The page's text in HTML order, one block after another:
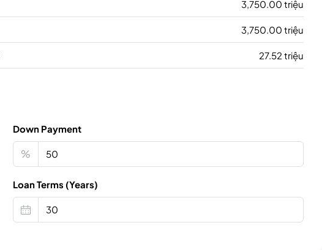
3,750.00 triệu
3,750.00 triệu
27.52 triệu
Down Payment
%
Loan Terms (Years)